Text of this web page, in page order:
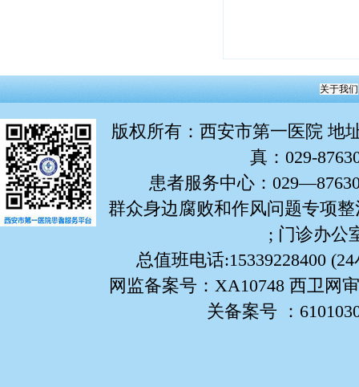
关于我们
版权所有 ：西安市第一医院 地
真：029-
患者服务中心：
群众身边腐败和作风问题专项
; 门诊办公
总值班电话:15339228400
网监备案号：XA10748 西卫网
关备案号 ：